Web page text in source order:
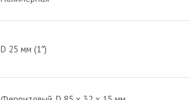
D 25 мм (1″)